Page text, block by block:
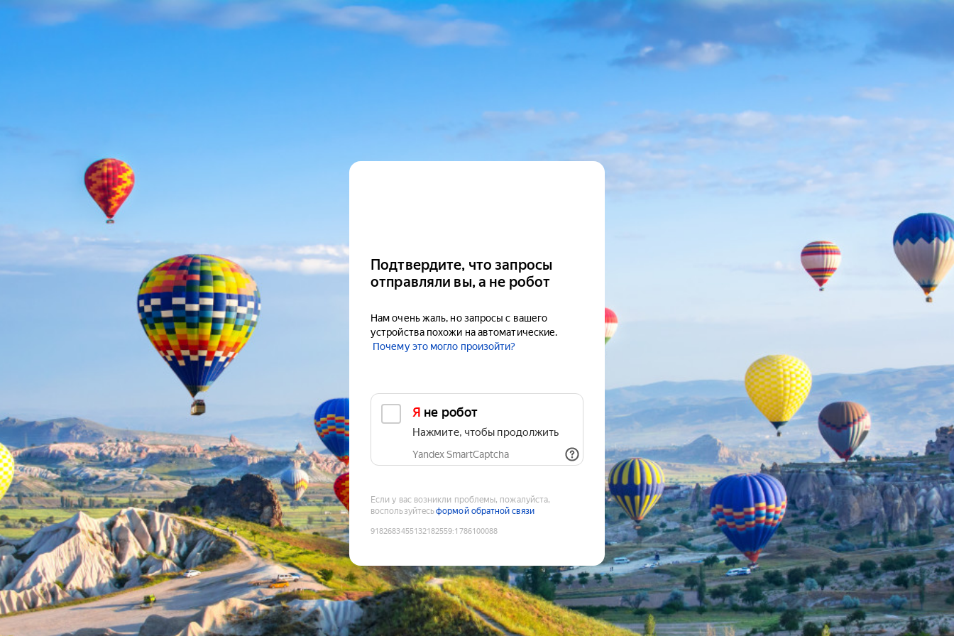
Подтвердите, что запросы
отправляли вы, а не робот
Нам очень жаль, но запросы с вашего
устройства похожи на автоматические.
Почему это могло произойти?
Я не робот
Нажмите, чтобы продолжить
Yandex SmartCaptcha
Если у вас возникли проблемы, пожалуйста,
воспользуйтесьформой обратной связи
9182683455132182559:1786100088